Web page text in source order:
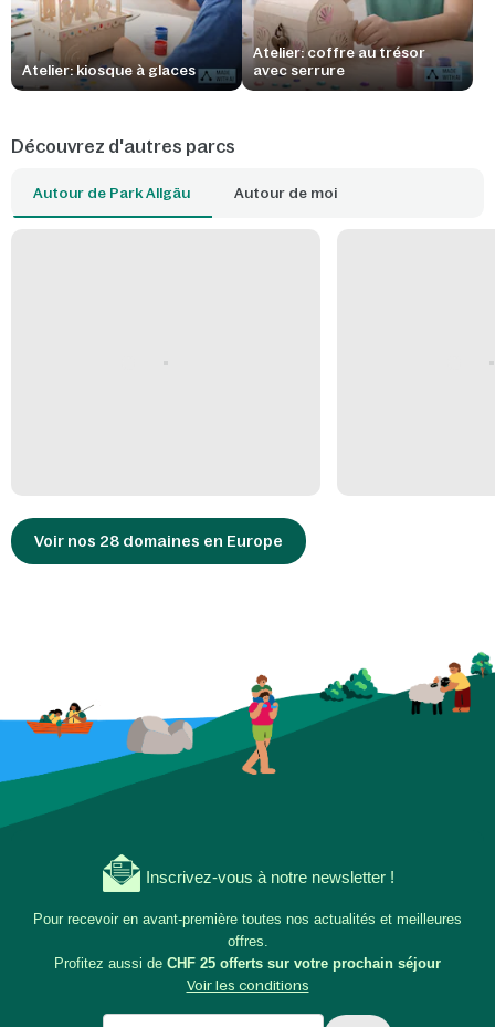
Atelier: kiosque à glaces
Atelier: coffre au trésor
avec serrure
Découvrez d'autres parcs
Autour de Park Allgäu Autour de moi
Voir nos 28 domaines en Europe
Inscrivez-vous à notre newsletter !
Pour recevoir en avant-première toutes nos actualités et meilleures
offres.
Profitez aussi de CHF 25 offerts sur votre prochain séjour
Voir les conditions